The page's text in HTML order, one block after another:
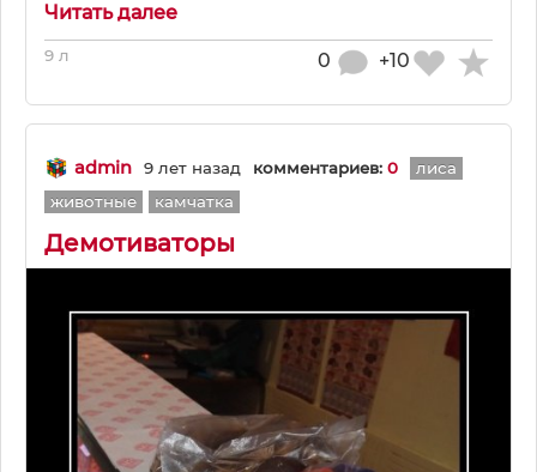
Читать далее
9 л +10
0
admin 9 лет назад комментариев: 0
лиса
животные
камчатка
Демотиваторы